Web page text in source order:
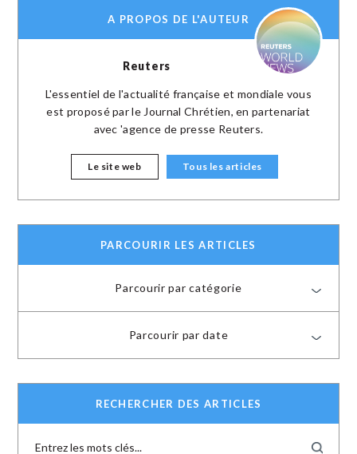
A PROPOS DE L'AUTEUR
Reuters
L'essentiel de l'actualité française et mondiale vous
est proposé par le Journal Chrétien, en partenariat
avec 'agence de presse Reuters.
Le site web Tous les articles
PARCOURIR LES ARTICLES
Parcourir par catégorie
Parcourir par date
RECHERCHER DES ARTICLES